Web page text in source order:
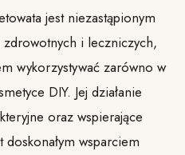
jest niezastąpionym
i leczniczych,
wykorzystywać zarówno w
DIY. Jej działanie
oraz wspierające
wsparciem